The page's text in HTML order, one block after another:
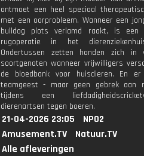
ontmoet een heel speciaal
met een oorprobleem. Wanneer een
bulldog plots verlamd raakt, is een
rugoperatie in het
Ondertussen zetten honden zich in
soortgenoten wanneer vrijwilligers
de bloedbank voor huisdieren. En
teamgeest - maar geen gebrek aan
tijdens een
dierenartsen tegen boeren.
21-04-2026 23:05
NPO2
Amusement.TV
Natuur.TV
Alle afleveringen